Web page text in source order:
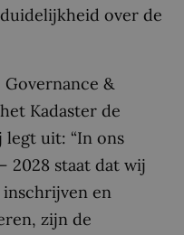
over de
Governance &
Kadaster de
legt uit: “In ons
2028 staat dat wij
en
zijn de